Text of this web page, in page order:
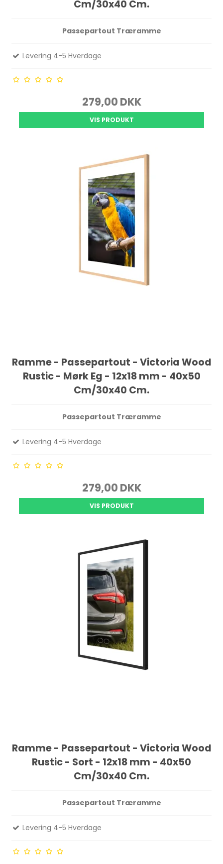
Cm/30x40 Cm.
Passepartout Træramme
Levering 4-5 Hverdage
279,00 DKK
VIS PRODUKT
Ramme - Passepartout - Victoria Wood
Rustic - Mørk Eg - 12x18 mm - 40x50
Cm/30x40 Cm.
Passepartout Træramme
Levering 4-5 Hverdage
279,00 DKK
VIS PRODUKT
Ramme - Passepartout - Victoria Wood
Rustic - Sort - 12x18 mm - 40x50
Cm/30x40 Cm.
Passepartout Træramme
Levering 4-5 Hverdage